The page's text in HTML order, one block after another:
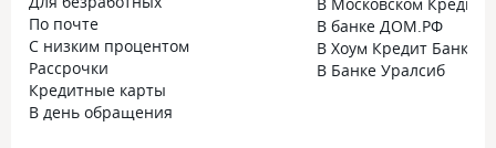
По почте
С низким процентом
Рассрочки
Кредитные карты
В день обращения
В банке ДОМ.РФ
В Хоум Кредит Банке
В Банке Уралсиб